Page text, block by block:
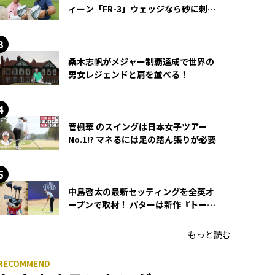
ィーン「FR-3」ウェッジなら砂に刺さ
桑木志帆がメジャー制覇達成で世界の
男女レジェンドと肩を並べる！
菅楓華 のスイングは日本女子ツアー
No.1!? マネるには足の踏ん張りが必要
中島啓太の最新セッティングを全英オ
ープンで取材！ パターは新作『トーチ
もっと読む